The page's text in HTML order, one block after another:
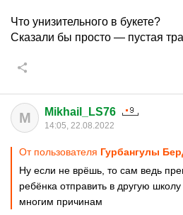
Что унизительного в букете?
Сказали бы просто — пустая
M Mikhail_LS76
14:05, 22.08.2022
От пользователя Гурбангулы
Ну если не врёшь, то сам ведь
ребёнка отправить в другую
многим причинам